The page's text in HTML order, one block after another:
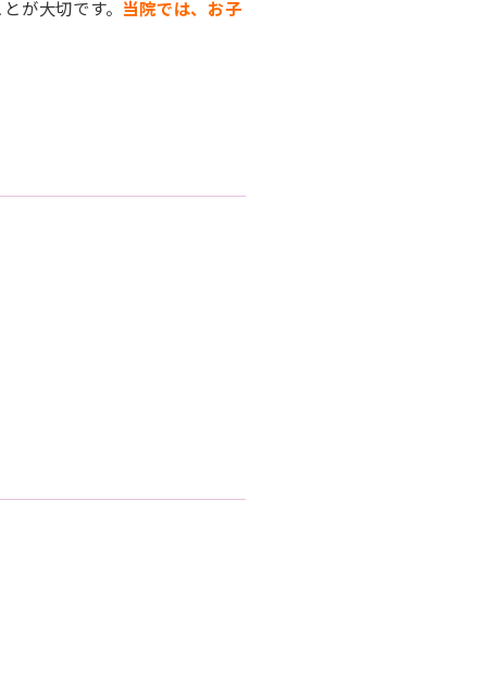
が大切です。 当院では、お子